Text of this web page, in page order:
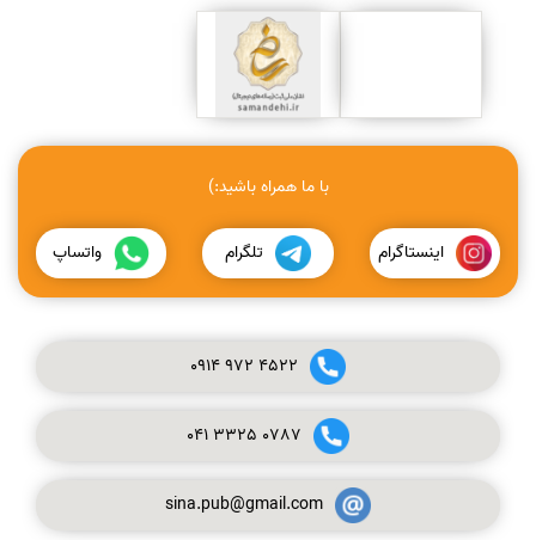
با ما همراه باشید:)
اینستاگرام تلگرام واتساپ
0914972 4522
041 3325 0787
sina.pub@gmail.com